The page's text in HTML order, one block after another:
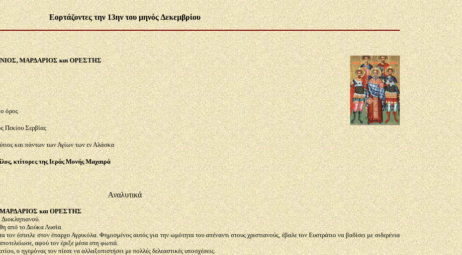
Εορτάζοντες την 13ην του μηνόςΔεκεμβρίου
ΜΑΡΔΑΡΙΟΣ και ΟΡΕΣΤΗΣ
όρος
Πεκίου Σερβίας
και πάντων των Αγίων των εν Αλάσκα
κτίτορες της Ιεράς Μονής Μαχαιρά
Αναλυτικά
και ΟΡΕΣΤΗΣ
από το Δούκα Λυσία.
έστειλε στον έπαρχο Αγρικόλα. Φημισμένος αυτός για την ωμότητα του απέναντι στους χριστιανούς, έβαλε τον Ευστράτιο να βαδίσει με σιδερένια
αφού τον έριξε μέσα στη φωτιά.
ο ηγεμόνας τον πίεσε να αλλαξοπιστήσει με πολλές δελεαστικές υποσχέσεις.